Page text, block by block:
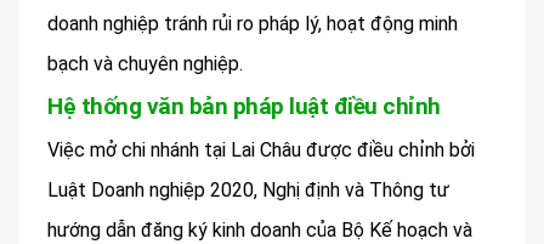
doanh nghiệp tránh rủi ro pháp lý, hoạt động minh
bạch và chuyên nghiệp.
Hệ thống văn bản pháp luật điều chỉnh
Việc mở chi nhánh tại Lai Châu được điều chỉnh bởi
Luật Doanh nghiệp 2020, Nghị định và Thông tư
hướng dẫn đăng ký kinh doanh của Bộ Kế hoạch và